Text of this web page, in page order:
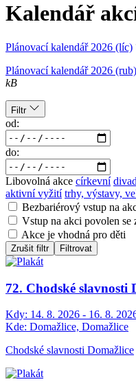
Kalendář
Plánovací kalendář 2026 (líc)
Plánovací kalendář 2026 (rub)
kB
Filtr
od:
do:
Libovolná akce církevní
aktivní vyžití trhy, výstavy,
Bezbariérový vstup na
Vstup na akci povolen se
Akce je vhodná pro děti
Zrušit filtr Filtrovat
72. Chodské slavnosti
Kdy: 14. 8. 2026 - 16. 8.
Kde: Domažlice, Domažlice
Chodské slavnosti Domažlice